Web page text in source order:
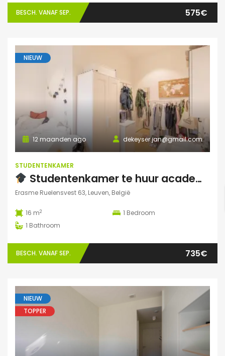
BESCH. VANAF SEP. 575€
NIEUW
dekeyser.jan@gmail.com
12 maanden ago
STUDENTENKAMER
Studentenkamer te huur academiejaar 2025-2026 – Ruelensvest 63, Leuven (Naamsepoort)
Erasme Ruelensvest 63, Leuven, België
16 m2 1 Bedroom
1 Bathroom
BESCH. VANAF SEP. 735€
NIEUW
TOPPER